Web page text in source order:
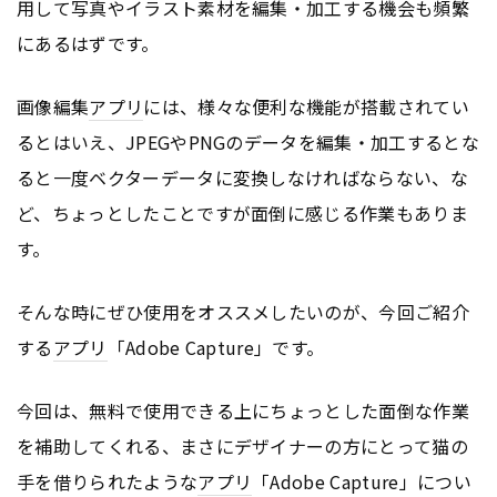
用して写真やイラスト素材を編集・加工する機会も頻繁
にあるはずです。
画像編集アプリ には、様々な便利な機能が搭載されてい
るとはいえ、JPEGやPNGのデータを編集・加工するとな
ると一度ベクターデータに変換しなければならない、な
ど、ちょっとしたことですが面倒に感じる作業もありま
す。
そんな時にぜひ使用をオススメしたいのが、今回ご紹介
するアプリ 「Adobe Capture」です。
今回は、無料で使用できる上にちょっとした面倒な作業
を補助してくれる、まさにデザイナーの方にとって猫の
手を借りられたようなアプリ 「Adobe Capture」につい